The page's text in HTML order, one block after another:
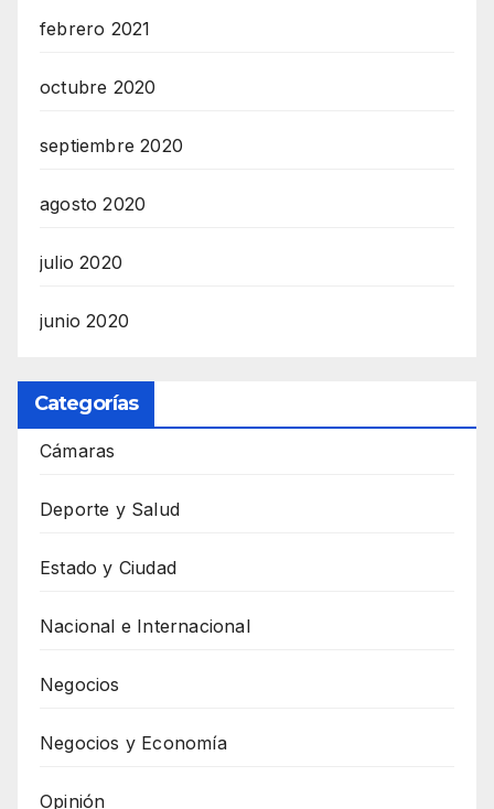
febrero 2021
octubre 2020
septiembre 2020
agosto 2020
julio 2020
junio 2020
Categorías
Cámaras
Deporte y Salud
Estado y Ciudad
Nacional e Internacional
Negocios
Negocios y Economía
Opinión